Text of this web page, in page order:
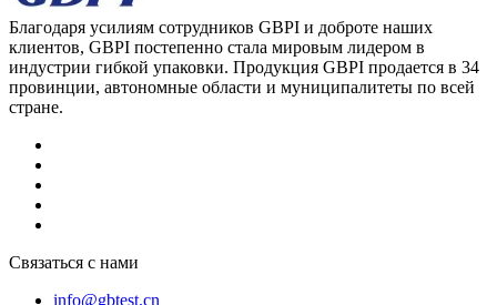
Благодаря усилиям сотрудников GBPI и доброте наших
клиентов, GBPI постепенно стала мировым лидером в
индустрии гибкой упаковки. Продукция GBPI продается в 34
провинции, автономные области и муниципалитеты по всей
стране.
Связаться с нами
info@gbtest.cn